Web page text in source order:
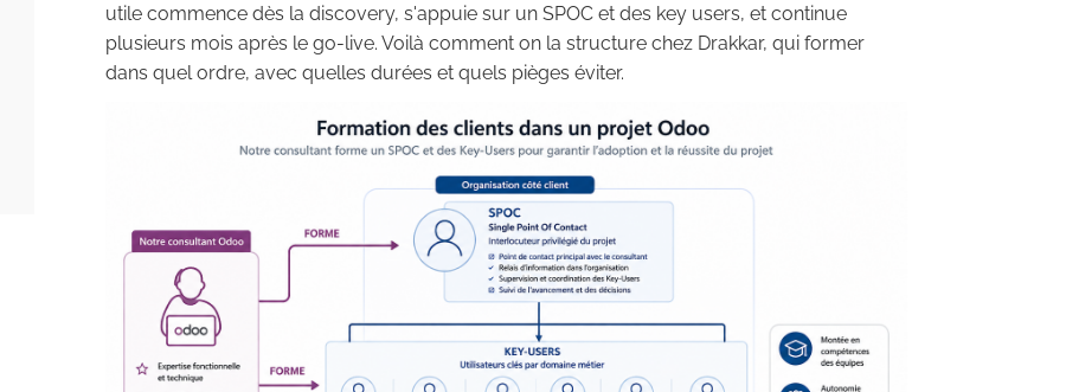
utile commence dès la discovery, s'appuie sur un SPOC et des key users, et continue
plusieurs mois après le go-live. Voilà comment on la structure chez Drakkar, qui former
dans quel ordre, avec quelles durées et quels pièges éviter.